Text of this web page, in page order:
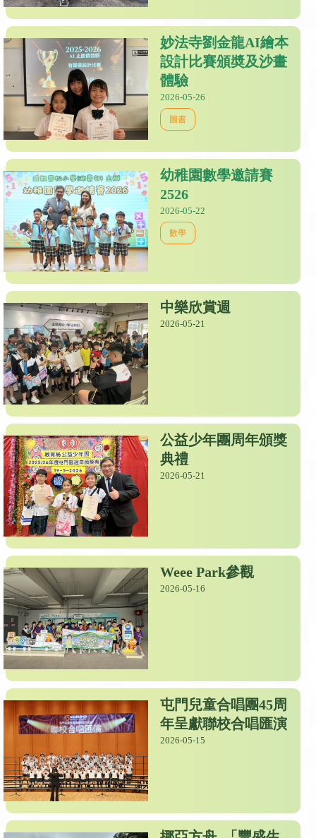
妙法寺劉金龍AI繪本
設計比賽頒奬及沙畫
體驗
2026-05-26
圖書
幼稚園數學邀請賽
2526
2026-05-22
數學
中樂欣賞週
2026-05-21
公益少年團周年頒獎
典禮
2026-05-21
Weee Park參觀
2026-05-16
屯門兒童合唱團45周
年呈獻聯校合唱匯演
2026-05-15